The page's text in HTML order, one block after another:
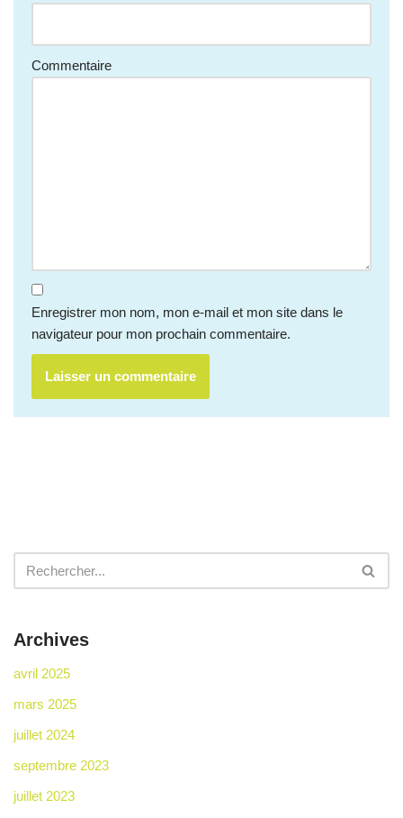
Commentaire
Enregistrer mon nom, mon e-mail et mon site dans le
navigateur pour mon prochain commentaire.
Archives
avril 2025
mars 2025
juillet 2024
septembre 2023
juillet 2023